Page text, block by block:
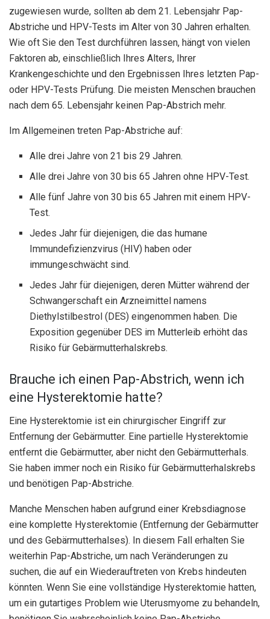
zugewiesen wurde, sollten ab dem 21. Lebensjahr Pap-
Abstriche und HPV-Tests im Alter von 30 Jahren erhalten.
Wie oft Sie den Test durchführen lassen, hängt von vielen
Faktoren ab, einschließlich Ihres Alters, Ihrer
Krankengeschichte und den Ergebnissen Ihres letzten Pap-
oder HPV-Tests Prüfung. Die meisten Menschen brauchen
nach dem 65. Lebensjahr keinen Pap-Abstrich mehr.
Im Allgemeinen treten Pap-Abstriche auf:
Alle drei Jahre von 21 bis 29 Jahren.
Alle drei Jahre von 30 bis 65 Jahren ohne HPV-Test.
Alle fünf Jahre von 30 bis 65 Jahren mit einem HPV-
Test.
Jedes Jahr für diejenigen, die das humane
Immundefizienzvirus (HIV) haben oder
immungeschwächt sind.
Jedes Jahr für diejenigen, deren Mütter während der
Schwangerschaft ein Arzneimittel namens
Diethylstilbestrol (DES) eingenommen haben. Die
Exposition gegenüber DES im Mutterleib erhöht das
Risiko für Gebärmutterhalskrebs.
Brauche ich einen Pap-Abstrich, wenn ich
eine Hysterektomie hatte?
Eine Hysterektomie ist ein chirurgischer Eingriff zur
Entfernung der Gebärmutter. Eine partielle Hysterektomie
entfernt die Gebärmutter, aber nicht den Gebärmutterhals.
Sie haben immer noch ein Risiko für Gebärmutterhalskrebs
und benötigen Pap-Abstriche.
Manche Menschen haben aufgrund einer Krebsdiagnose
eine komplette Hysterektomie (Entfernung der Gebärmutter
und des Gebärmutterhalses). In diesem Fall erhalten Sie
weiterhin Pap-Abstriche, um nach Veränderungen zu
suchen, die auf ein Wiederauftreten von Krebs hindeuten
könnten. Wenn Sie eine vollständige Hysterektomie hatten,
um ein gutartiges Problem wie Uterusmyome zu behandeln,